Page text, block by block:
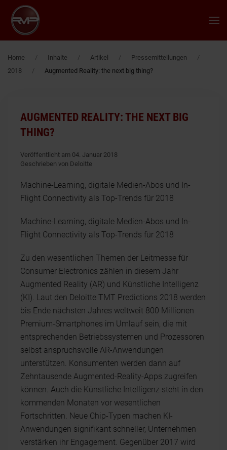
Zum Hauptinhalt springen
Home Inhalte Artikel
Pressemitteilungen
2018
Augmented Reality: the next big thing?
AUGMENTED REALITY: THE NEXT BIG
THING?
Veröffentlicht am 04. Januar 2018
Geschrieben von Deloitte
Machine-Learning, digitale Medien-Abos und In-
Flight Connectivity als Top-Trends für 2018
Machine-Learning, digitale Medien-Abos und In-
Flight Connectivity als Top-Trends für 2018
Zu den wesentlichen Themen der Leitmesse für
Consumer Electronics zählen in diesem Jahr
Augmented Reality (AR) und Künstliche Intelligenz
(KI). Laut den Deloitte TMT Predictions 2018 werden
bis Ende nächsten Jahres weltweit 800 Millionen
Premium-Smartphones im Umlauf sein, die mit
entsprechenden Betriebssystemen und Prozessoren
selbst anspruchsvolle AR-Anwendungen
unterstützen. Konsumenten werden dann auf
Zehntausende Augmented-Reality-Apps zugreifen
können. Auch die Künstliche Intelligenz steht in den
kommenden Monaten vor wesentlichen
Fortschritten. Neue Chip-Typen machen KI-
Anwendungen signifikant schneller, Unternehmen
verstärken ihr Engagement. Gegenüber 2017 wird